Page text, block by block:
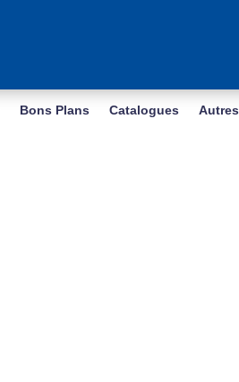
Bons Plans Catalogues Autres